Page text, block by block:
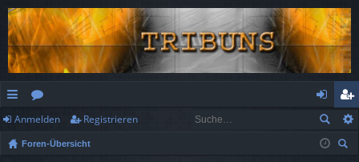
ch
ne
or
en
n
m
eg
ist
Anmelden Registrieren
Foren-Übersicht